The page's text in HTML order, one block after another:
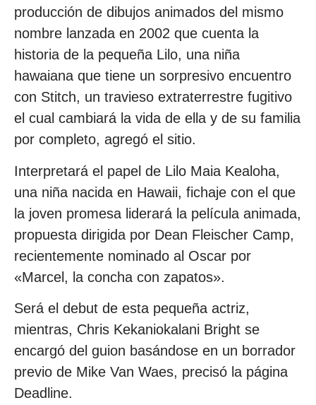
producción de dibujos animados del mismo
nombre lanzada en 2002 que cuenta la
historia de la pequeña Lilo, una niña
hawaiana que tiene un sorpresivo encuentro
con Stitch, un travieso extraterrestre fugitivo
el cual cambiará la vida de ella y de su familia
por completo, agregó el sitio.
Interpretará el papel de Lilo Maia Kealoha,
una niña nacida en Hawaii, fichaje con el que
la joven promesa liderará la película animada,
propuesta dirigida por Dean Fleischer Camp,
recientemente nominado al Oscar por
«Marcel, la concha con zapatos».
Será el debut de esta pequeña actriz,
mientras, Chris Kekaniokalani Bright se
encargó del guion basándose en un borrador
previo de Mike Van Waes, precisó la página
Deadline.